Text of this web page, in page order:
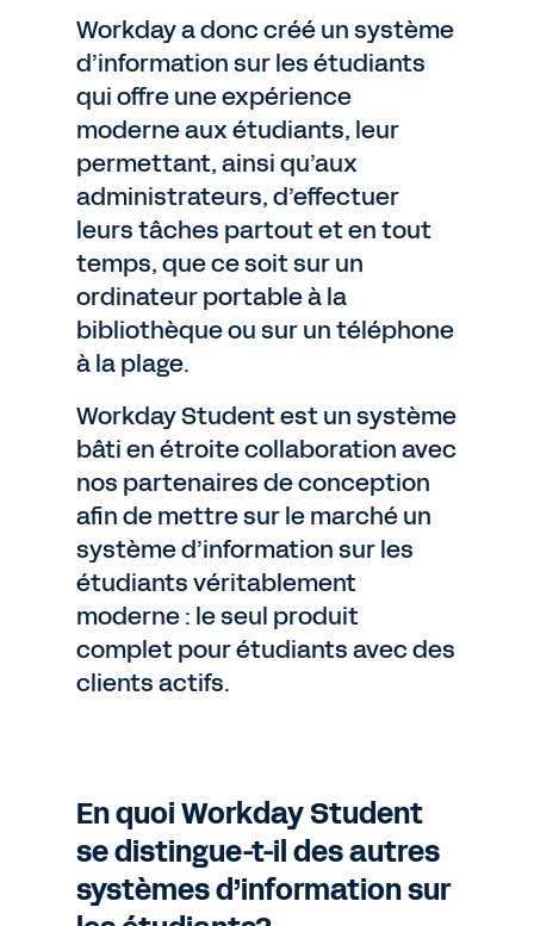
Workday a donc créé un système
d’information sur les étudiants
qui offre une expérience
moderne aux étudiants, leur
permettant, ainsi qu’aux
administrateurs, d’effectuer
leurs tâches partout et en tout
temps, que ce soit sur un
ordinateur portable à la
bibliothèque ou sur un téléphone
à la plage.
Workday Student est un système
bâti en étroite collaboration avec
nos partenaires de conception
afin de mettre sur le marché un
système d’information sur les
étudiants véritablement
moderne : le seul produit
complet pour étudiants avec des
clients actifs.
En quoi Workday Student
se distingue-t-il des autres
systèmes d’information sur